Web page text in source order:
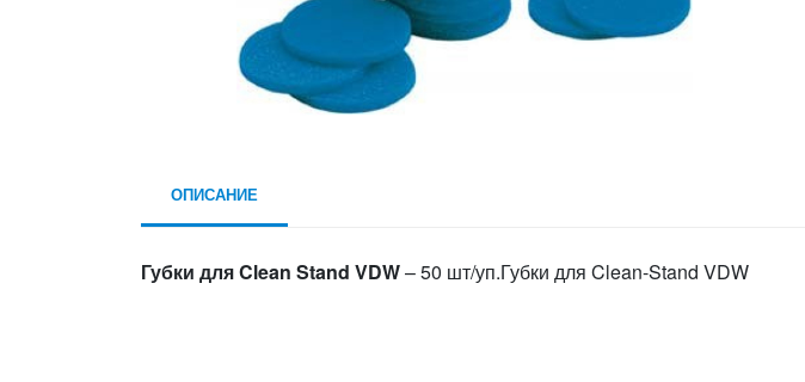
ОПИСАНИЕ
Губки для Clean Stand VDW– 50 шт/уп.Губки для Clean-Stand VDW